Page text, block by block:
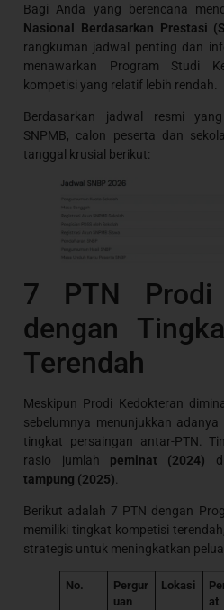
Bagi Anda yang berencana
Nasional Berdasarkan Prestasi
rangkuman jadwal penting dan
menawarkan Program Studi
kompetisi yang relatif lebih rendah.
Berdasarkan jadwal resmi
SNPMB, calon peserta dan
tanggal krusial berikut:
7 PTN Prodi
dengan
Terendah
Meskipun Prodi Kedokteran
sebelumnya menunjukkan
tingkat persaingan antar-PTN.
rasio jumlah peminat (2024)
tampung (2025)
Berikut adalah 7 PTN dengan
memiliki tingkat kompetisi
strategis untuk meningkatkan
No.
Pergur
uan
Lokasi
at